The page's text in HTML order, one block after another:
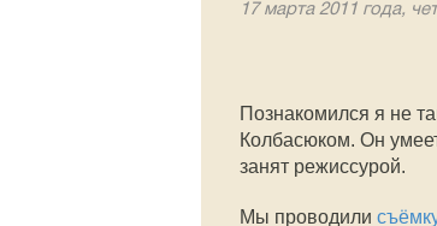
17 марта 2011 года,
Познакомился я не
Колбасюком. Он
занят режиссурой.
Мы проводили